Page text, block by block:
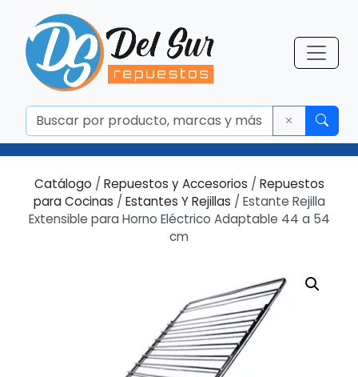
Catálogo / Repuestos y Accesorios / Repuestos
para Cocinas / Estantes Y Rejillas / Estante Rejilla
Extensible para Horno Eléctrico Adaptable 44 a 54
cm